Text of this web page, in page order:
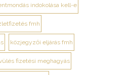
indokolása kell-e
fmh
közjegyzői eljárás fmh
fizetési meghagyás